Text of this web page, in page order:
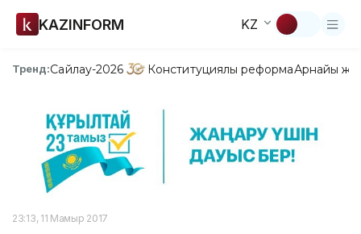
KAZINFORM KZ
Тренд:Сайлау-2026 Конституциялық реформаАрнайы
23:13, 11 Мамыр 2017